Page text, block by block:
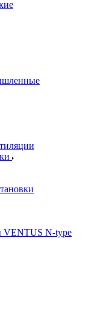
VENTUS N-type